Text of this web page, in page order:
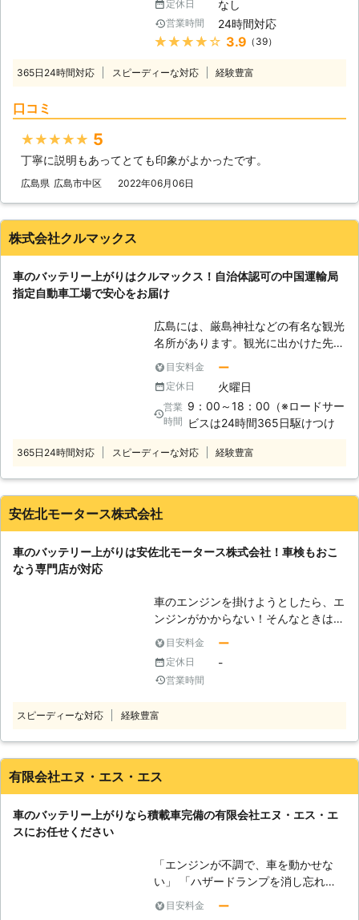
まりを引き起こす恐れがあります。そ
のため、車のバッテリー上がりはすぐ
にでも解消する必要があるのです。
きは、「株式会社クイックキャット」
てしまったからです。車のエンジンは
バッテリー内の電気を利用して動きだ
って動かなくなってしまいます。
●24時間365日で対応可能！突然の事
できます 車のバッテリーが上がって
しまったことに気づくのは、車を運転
しようとしたけれどうんともすんとも
動かないときです。実際に運転をしよ
間的に余裕がないことも多いでしょ
社クイックキャット」の出番です！弊
す。毎日いつでもお客様のご依頼に備
えて準備しているからこそ、お客様か
らご連絡があったときに迅速に駆けつ
けることができるのです。 また最短
30分で対応できるので、バッテリー
にでも運転ができる状況になるように
努めさせていただきますので、車のバ
利用くださいませ。
定休日 なし
営業時間 24時間対応
★★★★★ 3.9 （39）
365日24時間対応 スピーディーな対応 経験豊富
口コミ
★★★★★ 5
丁寧に説明もあってとても印象がよかったです。
広島県 広島市中区 2022年06月06日
株式会社クルマックス
車のバッテリー上がりはクルマックス！自治体認可の中国運輸局
指定自動車工場で安心をお届け
広島には、厳島神社などの有名な観光
名所があります。観光に出かけた先で
車を停めて休んでいるとき、エンジン
は止めたけどうっかりライトや車の冷
暖房を切り忘れてしまった……という
ことはありませんか。 エンジンを止
めたまま、ライトや冷暖房などの車内
設備を長時間使い続けるとバッテリー
に蓄えられた電力を消費してしまいま
す。バッテリーの電力がなくなると、
車のバッテリー上がりが起こり車を動
かせなくなります。 「困った、車が
う」 こんな風に、突然車が動かなく
なると、焦ってしまいやすいもの。で
も多くいらっしゃるのではないでしょ
うか。そんなときこそ、クルマックス
がお力添えをいたします。 <中国運輸
局認定！プロの技術でバッテリー上が
りを解決します> 株式会社クルマック
スは、広島県広島市を中心とした地域
上がり対処・車検をはじめとした車に
いる自動車販売店です。 株式会社ク
ルマックスの強みは、中国運輸局の認
証を受けた指定自動車整備工場である
ということ。地方運輸局からの指定自
動車整備工場の認定は、地方運輸局長
そのため中国運輸局の認証を受けた弊
社では、国産車や輸入車など様々な車
種の修理や整備をおこなうことが可能
です。バッテリー上がりの原因も的確
目安料金 ー
定休日 火曜日
営業
時間
9：00～18：00（※ロードサー
ビスは24時間365日駆けつけ
365日24時間対応 スピーディーな対応 経験豊富
安佐北モータース株式会社
車のバッテリー上がりは安佐北モータース株式会社！車検もおこ
なう専門店が対応
車のエンジンを掛けようとしたら、エ
ンジンがかからない！そんなときは以
下のことに心当たりはありませんか？
・クーラーを長時間つけていた ・ラ
イトをつけっぱなしにして一晩過ごし
た ・エンジンを掛けずにテレビをみ
ていない 以上の事が原因となり、車
ん。そんなときは安佐北モータース株
式会社に車のバッテリー上がりの対処
ー上がりはジャンプスタートで対処！
電気の供給がされなくなり、エンジン
はかけられません。そんなときの対処
法はジャンプスタートです。同じバッ
目安料金 ー
定休日 -
営業時間
スピーディーな対応 経験豊富
有限会社エヌ・エス・エス
車のバッテリー上がりなら積載車完備の有限会社エヌ・エス・エ
スにお任せください
「エンジンが不調で、車を動かせな
い」 「ハザードランプを消し忘れ、
バッテリー残量が半分をきってしまっ
た」 「長期間車に乗らなかったため
目安料金 ー